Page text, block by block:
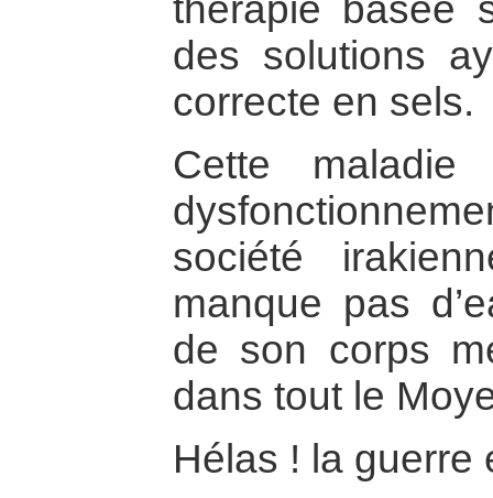
thérapie basée
des solutions
correcte en sels.
Cette
société
manque pas
de son corps
dans tout le
Hélas ! la